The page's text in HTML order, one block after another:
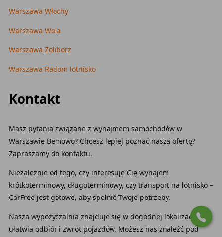
Warszawa Włochy
Warszawa Wola
Warszawa Żoliborz
Warszawa Radom lotnisko
Kontakt
Masz pytania związane z wynajmem samochodów w
Warszawie Bemowo? Chcesz lepiej poznać naszą ofertę?
Zapraszamy do kontaktu.
Niezależnie od tego, czy interesuje Cię wynajem
krótkoterminowy, długoterminowy, czy transport na lotnisko –
CarFree jest gotowe, aby spełnić Twoje potrzeby.
Nasza wypożyczalnia znajduje się w dogodnej lokalizacji, co
ułatwia odbiór i zwrot pojazdów. Możesz nas znaleźć pod